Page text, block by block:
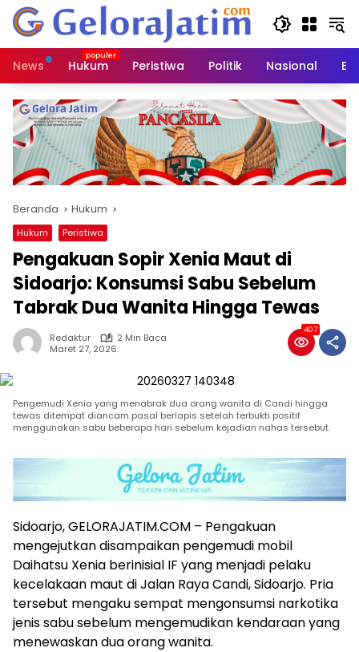
Langsung
konten
News
Hukum Peristiwa Politik Nasional
Beranda Hukum
Hukum Peristiwa
Pengakuan Sopir Xenia Maut di
Sidoarjo: Konsumsi Sabu Sebelum
Tabrak Dua Wanita Hingga Tewas
Redaktur
2 Min Baca
Maret 27, 2026
407
Pengemudi Xenia yang menabrak dua orang wanita di Candi hingga
tewas ditempat diancam pasal berlapis setelah terbukti positif
menggunakan sabu beberapa hari sebelum kejadian nahas tersebut.
Sidoarjo, GELORAJATIM.COM – Pengakuan
mengejutkan disampaikan pengemudi mobil
Daihatsu Xenia berinisial IF yang menjadi pelaku
kecelakaan maut di Jalan Raya Candi, Sidoarjo. Pria
tersebut mengaku sempat mengonsumsi narkotika
jenis sabu sebelum mengemudikan kendaraan yang
menewaskan dua orang wanita.